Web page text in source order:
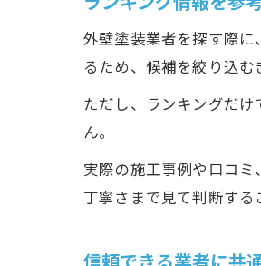
外壁塗装業者を探す際
るため、候補を絞り込む
ただし、ランキングだ
ん。
実際の施工事例や口コ
丁寧さまで見て判断する